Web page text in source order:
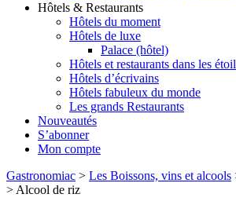
Hôtels & Restaurants
Hôtels du moment
Hôtels de luxe
Palace (hôtel)
Hôtels et restaurants dans les
Hôtels d’écrivains
Hôtels fabuleux du monde
Les grands Restaurants
Nouveautés
S’abonner
Mon compte
Gastronomiac > Les Boissons, vins et alcools
> Alcool de riz